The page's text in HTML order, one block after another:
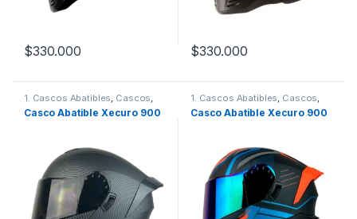
$330.000 $330.000
1. Cascos Abatibles, Cascos,
Xecuro
Casco Abatible Xecuro 900
1. Cascos Abatibles, Cascos,
Xecuro
Casco Abatible Xecuro 900